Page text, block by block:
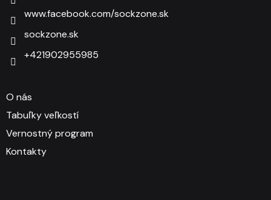
www.facebook.com/sockzone.sk
sockzone.sk
+421902955985
O nás
Tabuľky veľkostí
Vernostný program
Kontakty